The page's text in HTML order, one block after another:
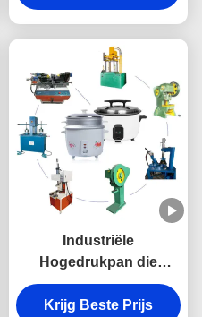
Multifunctionele Motor
Industriële
Hogedrukpan die
Machine maken
Hydraulisch voor het
Krijg Beste Prijs